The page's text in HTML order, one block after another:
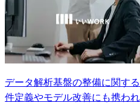
データ解析基盤の整備に関す
件定義やモデル改善にも携われ